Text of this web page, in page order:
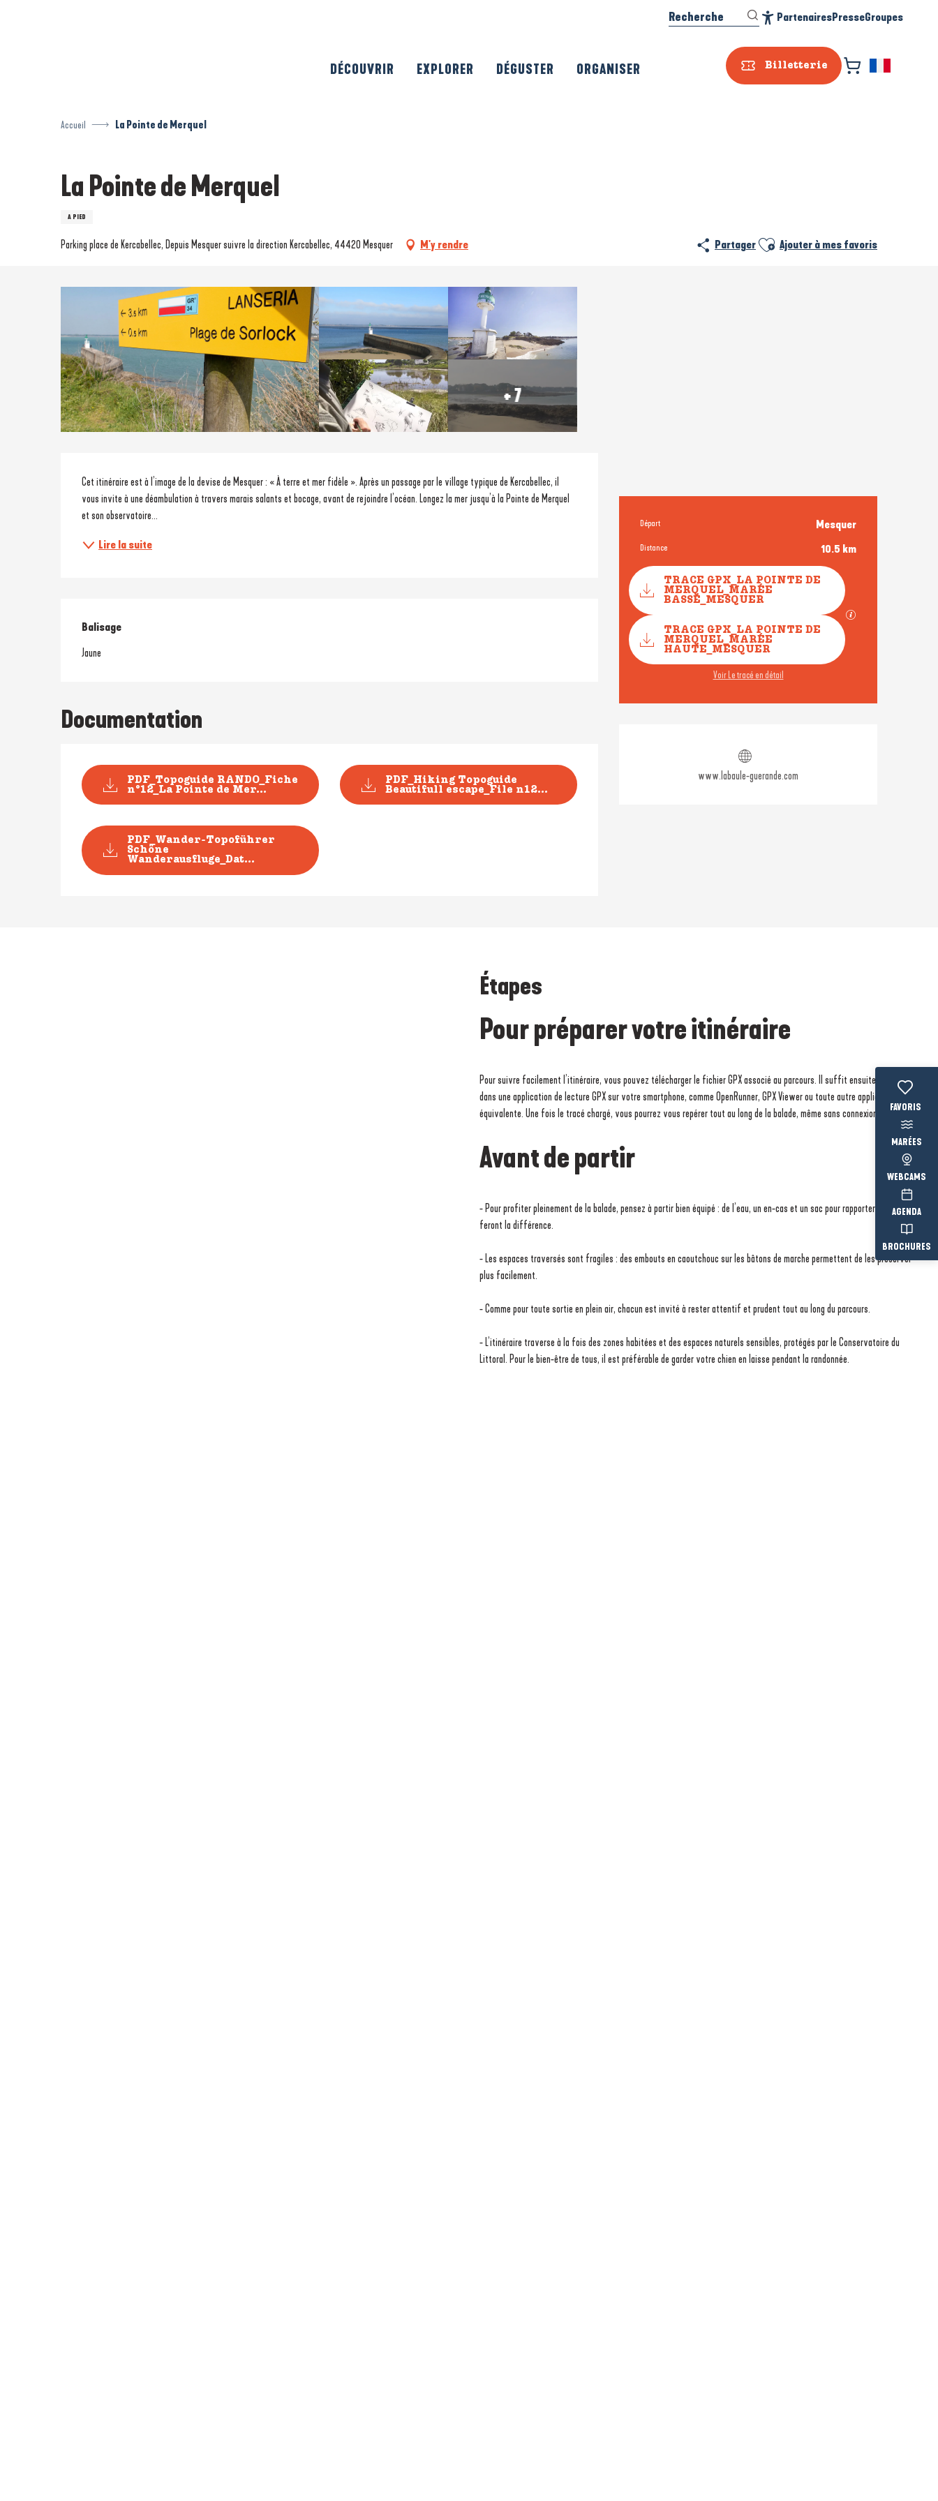
Billetterie
Recherche PartenairesPresseGroupes
DÉCOUVRIR EXPLORER DÉGUSTER ORGANISER
Voir les
MARÉES
WEBCAMS
AGENDA
BROCHURES
Accueil La Pointe de Merquel
La Pointe de Merquel
A PIED
Parking place de Kercabellec, Depuis Mesquer suivre la direction Kercabellec, 44420 Mesquer M'y rendre Partager Ajouter aux favoris
Ajouter à mes favoris
Informations
Départ Mesquer
Distance 10.5 km
Documentation
TRACE GPX_LA POINTE DE
MERQUEL_MARÉE
BASSE_MESQUER
TRACE GPX_LA POINTE DE
MERQUEL_MARÉE
HAUTE_MESQUER
Voir Le tracé en détail
Ouverture et
www.labaule-guerande.com
+ 7
Description
Cet itinéraire est à l’image de la devise de Mesquer : « À terre et mer fidèle ». Après un passage par le village typique de Kercabellec, il
vous invite à une déambulation à travers marais salants et bocage, avant de rejoindre l’océan. Longez la mer jusqu’à la Pointe de Merquel
et son observatoire...
Lire la suite
Balisage
Jaune
Documentation
PDF_Topoguide RANDO_Fiche
n°12_La Pointe de Mer...
PDF_Hiking Topoguide
Beautifull escape_File n12...
PDF_Wander-Topoführer
Schöne
Wanderausfluge_Dat...
Étapes
Pour préparer votre itinéraire
Pour suivre facilement l’itinéraire, vous pouvez télécharger le fichier GPX associé au parcours. Il suffit ensuite de l’ouvrir
dans une application de lecture GPX sur votre smartphone, comme OpenRunner, GPX Viewer ou toute autre application
équivalente. Une fois le tracé chargé, vous pourrez vous repérer tout au long de la balade, même sans connexion.
Avant de partir
- Pour profiter pleinement de la balade, pensez à partir bien équipé : de l’eau, un en-cas et un sac pour rapporter vos déchets
feront la différence.
- Les espaces traversés sont fragiles : des embouts en caoutchouc sur les bâtons de marche permettent de les préserver
plus facilement.
- Comme pour toute sortie en plein air, chacun est invité à rester attentif et prudent tout au long du parcours.
- L’itinéraire traverse à la fois des zones habitées et des espaces naturels sensibles, protégés par le Conservatoire du
Littoral. Pour le bien-être de tous, il est préférable de garder votre chien en laisse pendant la randonnée.